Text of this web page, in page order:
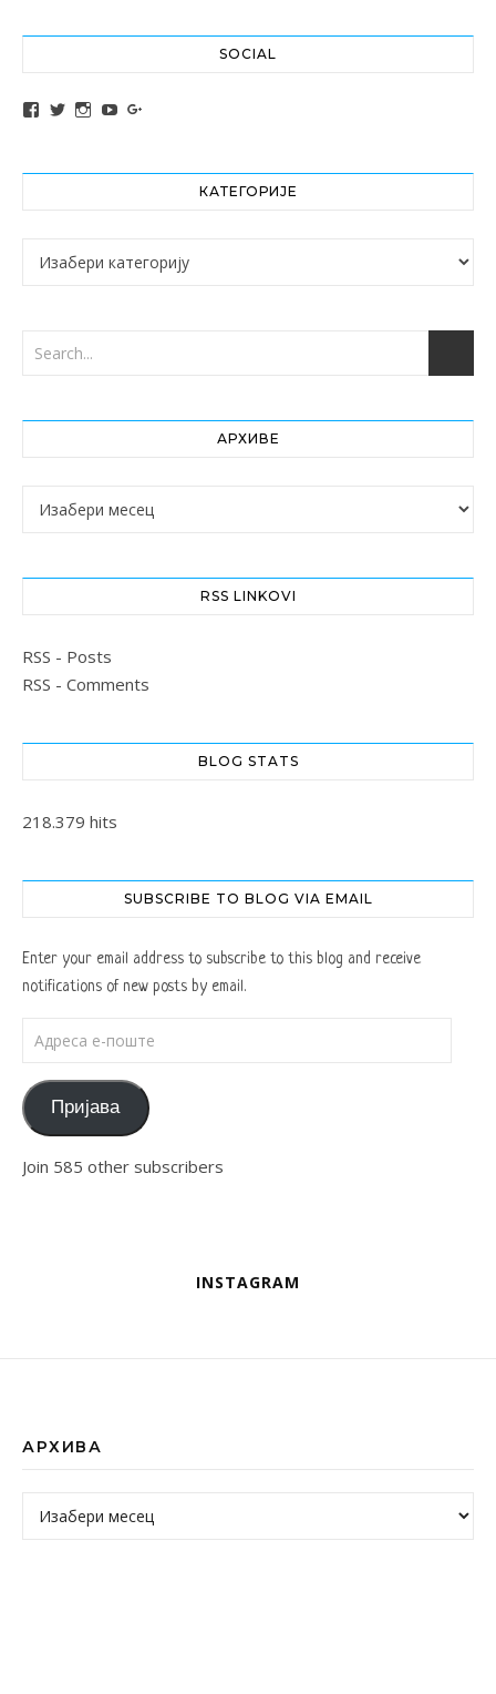
SOCIAL
View altochef’s profile on Facebook
View jovancica73’s profile on Twitter
View jovancica73’s profile on Instagram
View jovancica73’s profile on YouTube
КАТЕГОРИЈЕ
Категорије
АРХИВЕ
Архиве
RSS LINKOVI
RSS - Posts
RSS - Comments
BLOG STATS
218.379 hits
SUBSCRIBE TO BLOG VIA EMAIL
Enter your email address to subscribe to this blog and receive
notifications of new posts by email.
Пријава
Join 585 other subscribers
INSTAGRAM
АРХИВА
Архива